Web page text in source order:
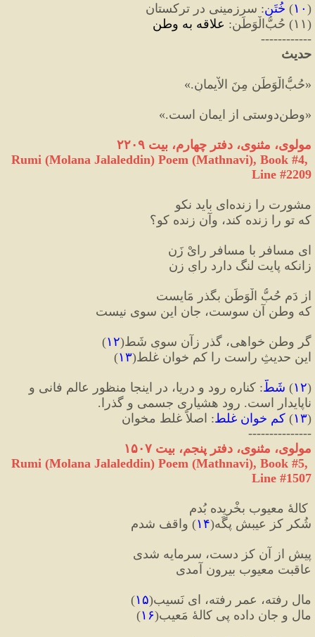
( ۱۰) خُتَن: سرزمينى در تركستان
( ۱۱) حُبُّ‌الْوَطَن : علاقه به وطن
------------
حدیث
«حُبُّ‌الْوَطَن مِنَ الاْيمانِ. »
«وطن‌دوستی از ایمان است. »
مولوی، مثنوی، دفتر چهارم، بیت ۲۲۰۹
Rumi (Molana Jalaleddin) Poem (Mathnavi), Book #4,
Line #2209
مشورت را زنده‌ای باید نکو
که تو را زنده کند، وآن زنده کو؟
ای مسافر با مسافر رایْ زَن
زانکه پایت لنگ دارد رایِ زن
از دَمِ حُبُّ الْوَطَن بگذر مَایست
که وطن آن سوست، جان این سوی نیست
گر وطن خواهی، گذر زآن سویِ شَط(۱۲)
این حدیثِ راست را کم خوان غلط(۱۳)
(۱۲) شَطّ:
ناپایدار است. رود هشیاری جسمی و گذرا.
(۱۳) کم خوان غلط: اصلاً غلط مخوان
---------------
مولوی، مثنوی، دفتر پنجم، بیت ۱۵۰۷
Rumi (Molana Jalaleddin) Poem (Mathnavi), Book #5,
Line #1507
کالهٔ معیوب بخْریده بُدم
شُکر کز عیبش پگَه(۱۴) واقف شدم
پیش از آن کز دست، سرمایه شدی
عاقبت معیوب بیرون آمدی
مال رفته، عمر رفته، ای نَسیب(۱۵)
مال و جان داده پی کالهٔ مَعیب(۱۶)